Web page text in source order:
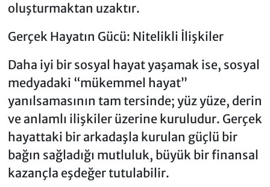
oluşturmaktan uzaktır.
Gerçek Hayatın Gücü: Nitelikli İlişkiler
Daha iyi bir sosyal hayat yaşamak ise, sosyal
medyadaki “mükemmel hayat”
yanılsamasının tam tersinde; yüz yüze, derin
ve anlamlı ilişkiler üzerine kuruludur. Gerçek
hayattaki bir arkadaşla kurulan güçlü bir
bağın sağladığı mutluluk, büyük bir finansal
kazançla eşdeğer tutulabilir.